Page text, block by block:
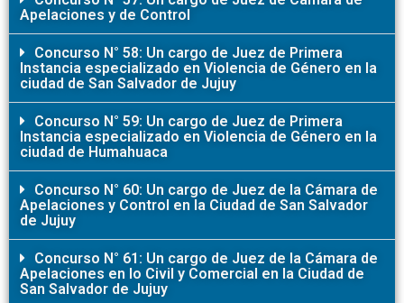
Apelaciones y de Control
Concurso N° 58: Un cargo de Juez de Primera
Instancia especializado en Violencia de Género en la
ciudad de San Salvador de Jujuy
Concurso N° 59: Un cargo de Juez de Primera
Instancia especializado en Violencia de Género en la
ciudad de Humahuaca
Concurso N° 60: Un cargo de Juez de la Cámara de
Apelaciones y Control en la Ciudad de San Salvador
de Jujuy
Concurso N° 61: Un cargo de Juez de la Cámara de
Apelaciones en lo Civil y Comercial en la Ciudad de
San Salvador de Jujuy